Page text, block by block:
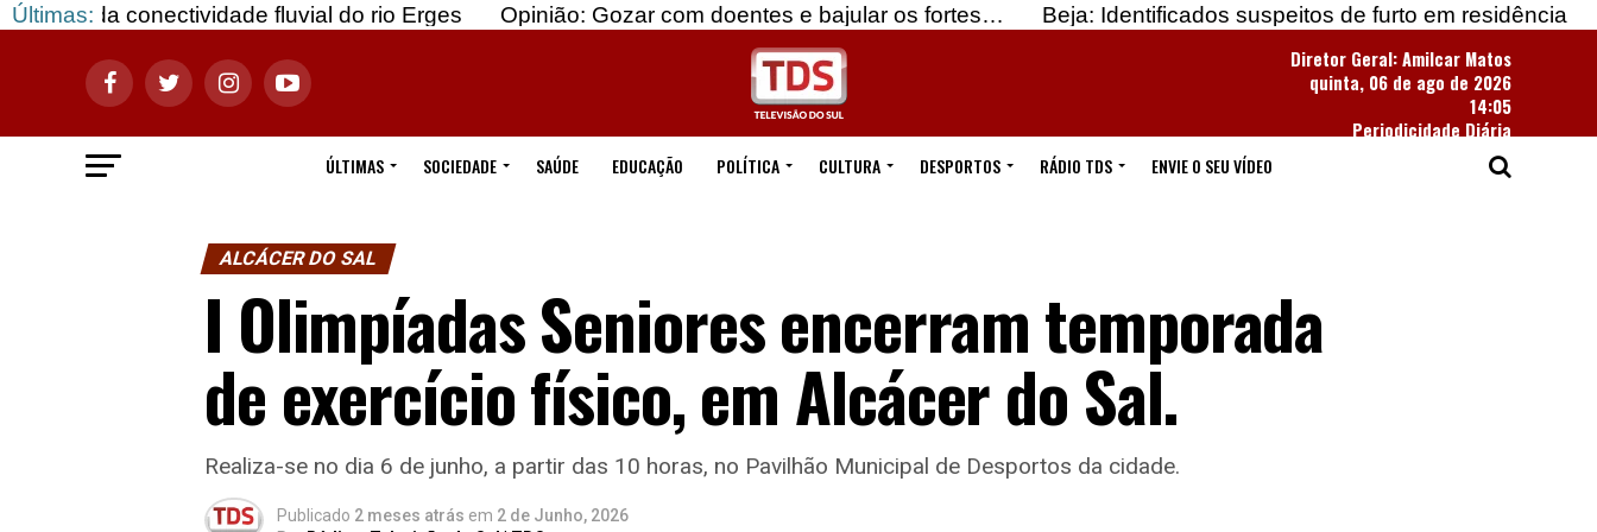
Últimas: fluvial do rio Erges Opinião: Gozar com doentes e bajular os fortes… Beja: Identificados suspeitos de furto em residência
Diretor Geral: Amilcar Matos
quinta, 06 de ago de 2026
14:05
Periodicidade Diária
ÚLTIMAS
SOCIEDADE SAÚDE EDUCAÇÃO POLÍTICA CULTURA DESPORTOS RÁDIO TDS ENVIE O SEU VÍDEO
ALCÁCER DO SAL
I Olimpíadas Seniores encerram temporada
de exercício físico, em Alcácer do Sal.
Realiza-se no dia 6 de junho, a partir das 10 horas, no Pavilhão Municipal de Desportos da cidade.
Publicado 2 meses atrás em 2 de Junho, 2026